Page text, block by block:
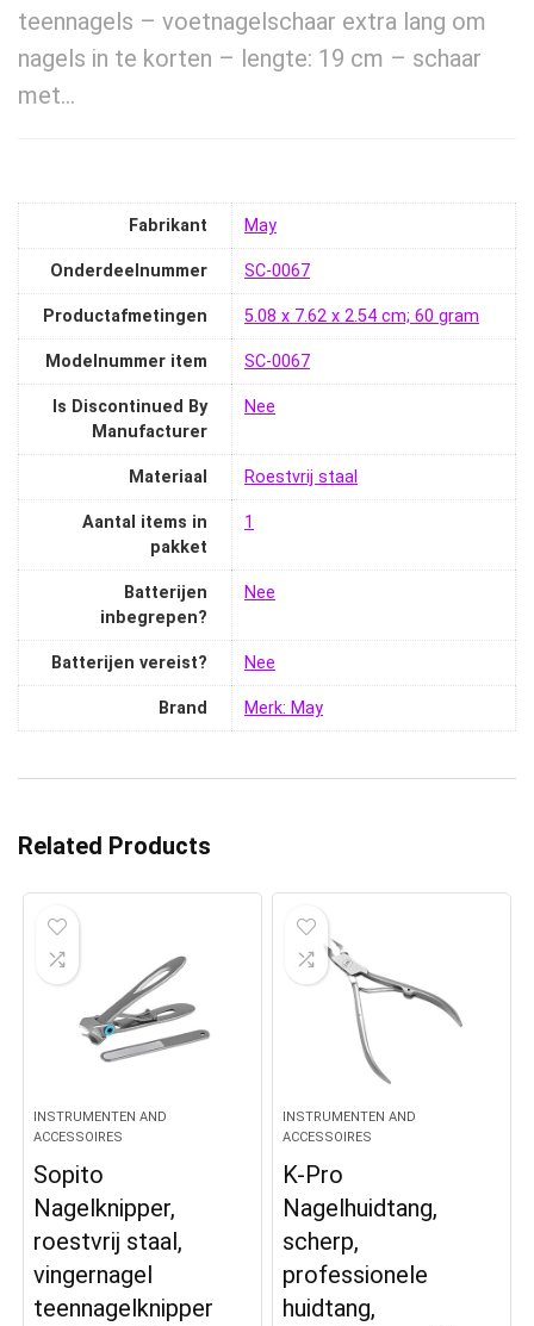
teennagels – voetnagelschaar extra lang om
nagels in te korten – lengte: 19 cm – schaar
met…
Fabrikant ‎May
Onderdeelnummer ‎SC-0067
Productafmetingen ‎5.08 x 7.62 x 2.54 cm; 60 gram
Modelnummer item ‎SC-0067
Is Discontinued By
Manufacturer
‎Nee
Materiaal ‎Roestvrij staal
Aantal items in
pakket
‎1
Batterijen
inbegrepen?
‎Nee
Batterijen vereist? ‎Nee
Brand Merk: May
Related Products
INSTRUMENTEN AND
ACCESSOIRES
Sopito
Nagelknipper,
roestvrij staal,
vingernagel
teennagelknipper
INSTRUMENTEN AND
ACCESSOIRES
K-Pro
Nagelhuidtang,
scherp,
professionele
huidtang,